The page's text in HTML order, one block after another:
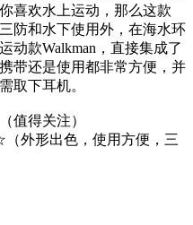
喜欢水上运动，那么这款
防和水下使用外，在海水环
动款Walkman，直接集成了
带还是使用都非常方便，并
取下耳机。
得关注）
色，使用方便，三